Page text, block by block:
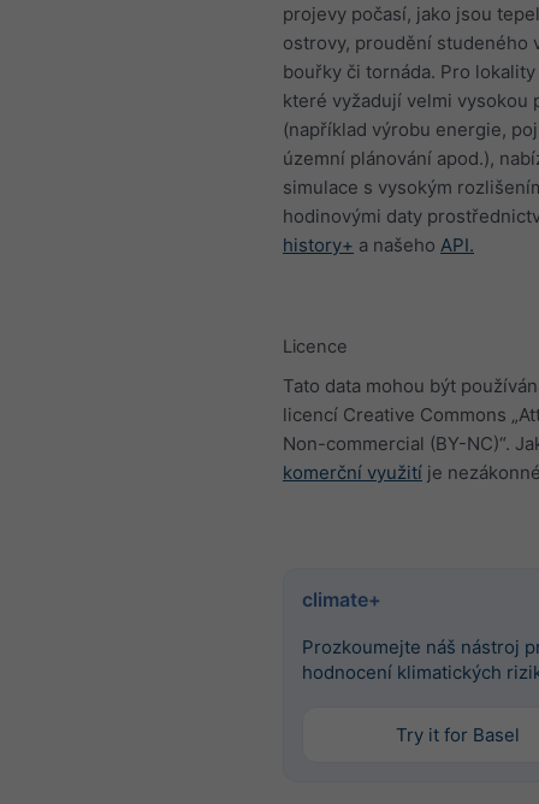
projevy počasí, jako jsou
ostrovy, proudění studeného
bouřky či tornáda. Pro
které vyžadují velmi vysokou
(například výrobu energie,
územní plánování apod.),
simulace s vysokým
hodinovými daty
history+ a našeho API.
Licence
Tato data mohou být
licencí Creative Commons
Non-commercial (BY-NC)“.
komerční využití je
climate+
Prozkoumejte náš nástroj
hodnocení klimatických
Try it for Basel